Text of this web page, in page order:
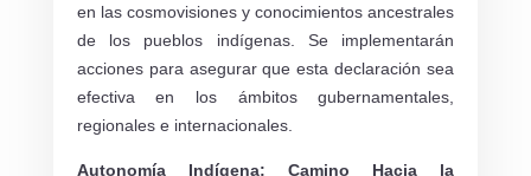
en las cosmovisiones y conocimientos ancestrales
de los pueblos indígenas. Se implementarán
acciones para asegurar que esta declaración sea
efectiva en los ámbitos gubernamentales,
regionales e internacionales.
Autonomía Indígena: Camino Hacia la